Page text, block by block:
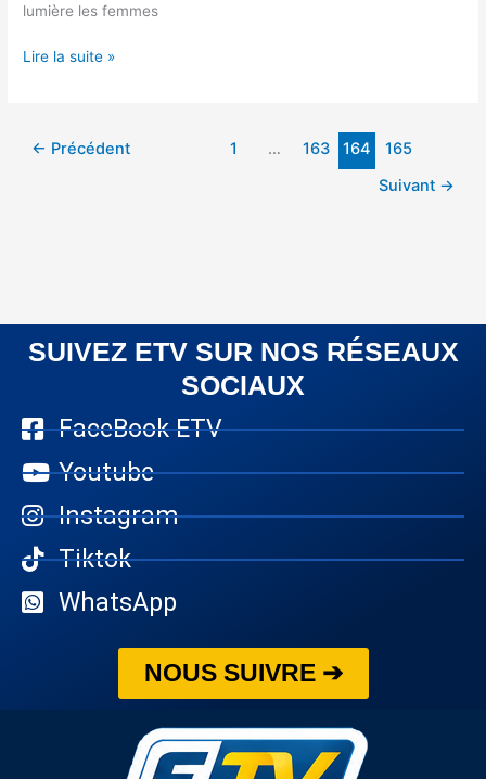
lumière les femmes
Lire la suite »
← Précédent 1 … 163 164
165
Suivant →
SUIVEZ ETV SUR NOS RÉSEAUX
SOCIAUX
FaceBook ETV
Youtube
Instagram
Tiktok
WhatsApp
NOUS SUIVRE ➔